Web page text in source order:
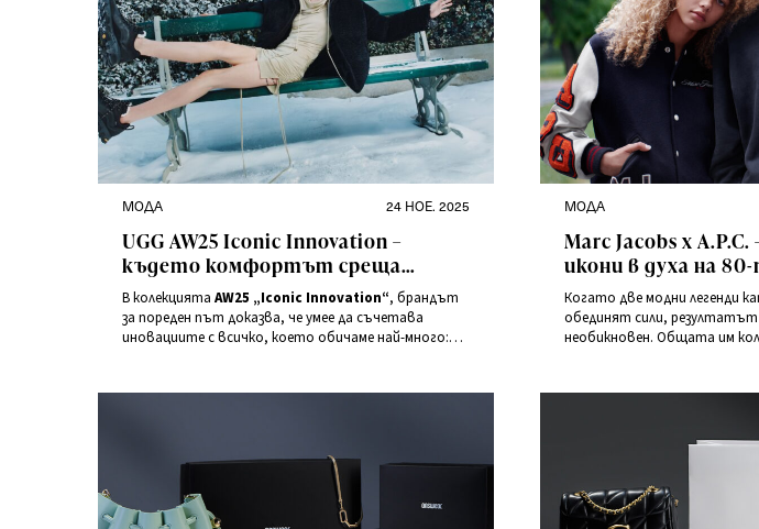
МОДА
на
24 НОЕ. 2025
UGG AW25 Iconic Innovation –
където комфортът среща
иконичния стил
В колекцията AW25 „Iconic Innovation“, брандът
за пореден път доказва, че умее да съчетава
иновациите с всичко, което обичаме най-много:
МОДА
на
Marc Jacobs x
икони в духа на
Когато две модни легенди
обединят сили,
необикновен. Общата им
дългогодишните
креативен диалог между Ню